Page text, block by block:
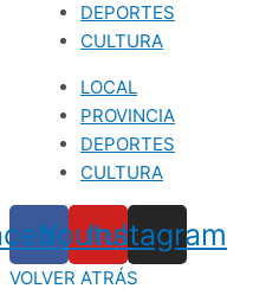
DEPORTES
CULTURA
LOCAL
PROVINCIA
DEPORTES
CULTURA
Youtube
Instagram
VOLVER ATRÁS